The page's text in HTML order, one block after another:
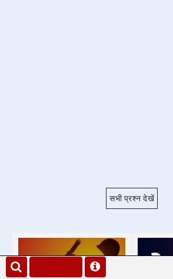
सभी प्रश्न देखें